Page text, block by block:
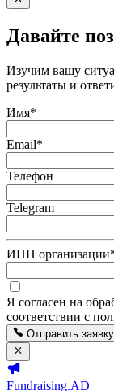
Давайте
Изучим вашу
результаты и
Имя*
Email*
Телефон
Telegram
ИНН организации
Я согласен на
соответствии с
Отправить заявку
Fundraising.AD